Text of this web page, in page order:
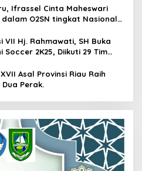
Ifrassel Cinta Maheswari
dalam O2SN tingkat Nasional
VII Hj. Rahmawati, SH Buka
Soccer 2K25, Diikuti 29 Tim
Asal Provinsi Riau Raih
Perak.